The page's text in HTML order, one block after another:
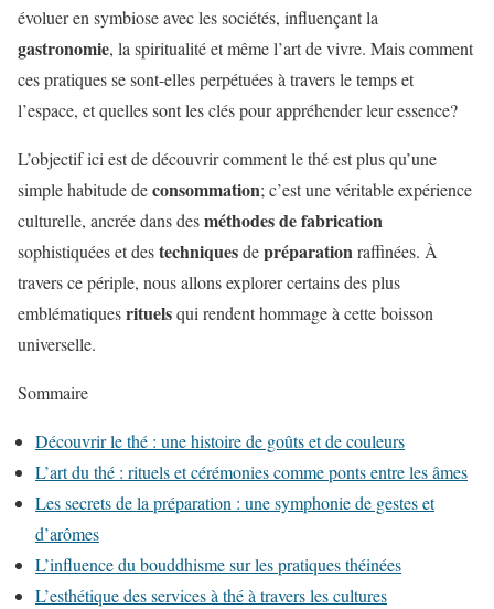
évoluer en symbiose avec les sociétés, influençant la
gastronomie, la spiritualité et même l’art de vivre. Mais comment
ces pratiques se sont-elles perpétuées à travers le temps et
l’espace, et quelles sont les clés pour appréhender leur essence?
L’objectif ici est de découvrir comment le thé est plus qu’une
simple habitude deconsommation; c’est une véritable expérience
culturelle, ancrée dans desméthodes de fabrication
sophistiquées et destechniquesdepréparationraffinées. À
travers ce périple, nous allons explorer certains des plus
emblématiquesrituelsqui rendent hommage à cette boisson
universelle.
Sommaire
Découvrir le thé : une histoire de goûts et de couleurs
L’art du thé : rituels et cérémonies comme ponts entre les âmes
Les secrets de la préparation : une symphonie de gestes et
d’arômes
L’influence du bouddhisme sur les pratiques théinées
L’esthétique des services à thé à travers les cultures